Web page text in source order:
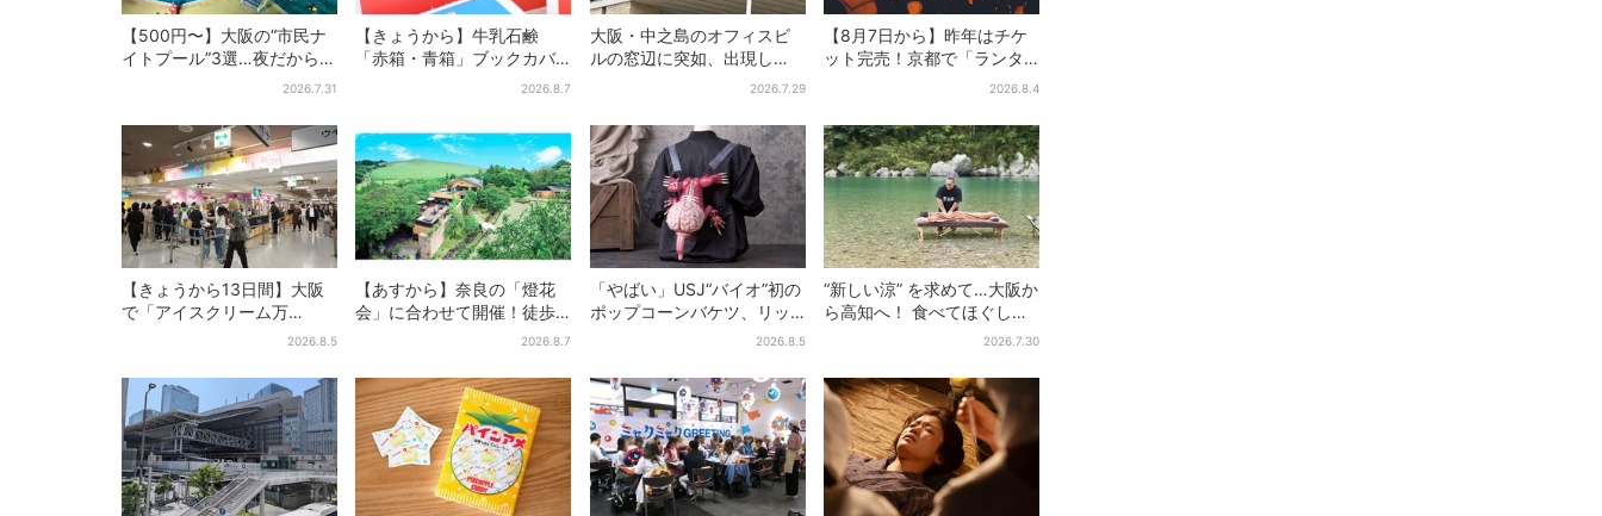
【500円〜】大阪の“市民ナ
イトプール”3選…夜だから涼
2026.7.31
【きょうから】牛乳石鹸
「赤箱・青箱」ブックカバ
ー、大阪で無料配布！ 先着
2026.8.7
大阪・中之島のオフィスビ
ルの窓辺に突如、出現し
た……巨大インコ「何かい
その正体とは？
2026.7.29
【8月7日から】昨年はチケ
ット完売！京都で「ランタ
ンフェス」、最大3500の光
2026.8.4
【きょうから13日間】大阪
で「アイスクリーム万
博」、全国34ブランド・
ソフト」に行列
2026.8.5
【あすから】奈良の「燈花
会」に合わせて開催！徒歩5
分…結婚式場が“バル”に、前
2026.8.7
「やばい」USJ“バイオ”初の
ポップコーンバケツ、リッ
カーが背中に張りつく衝撃
にも反応
2026.8.5
“新しい涼” を求めて…大阪か
ら高知へ！ 食べてほぐして
「仁淀ブルー」でととのう
2026.7.30